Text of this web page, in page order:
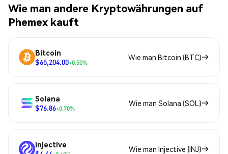
Wie man andere Kryptowährungen auf
Phemex kauft
Bitcoin
$65,204.00+0.50%
Wie man Bitcoin (BTC)
Solana
$76.86+0.70%
Wie man Solana (SOL)
Injective
Wie man Injective (INJ)